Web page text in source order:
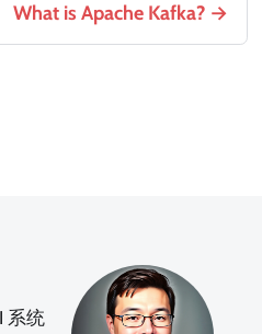
What is Apache Kafka?
系统